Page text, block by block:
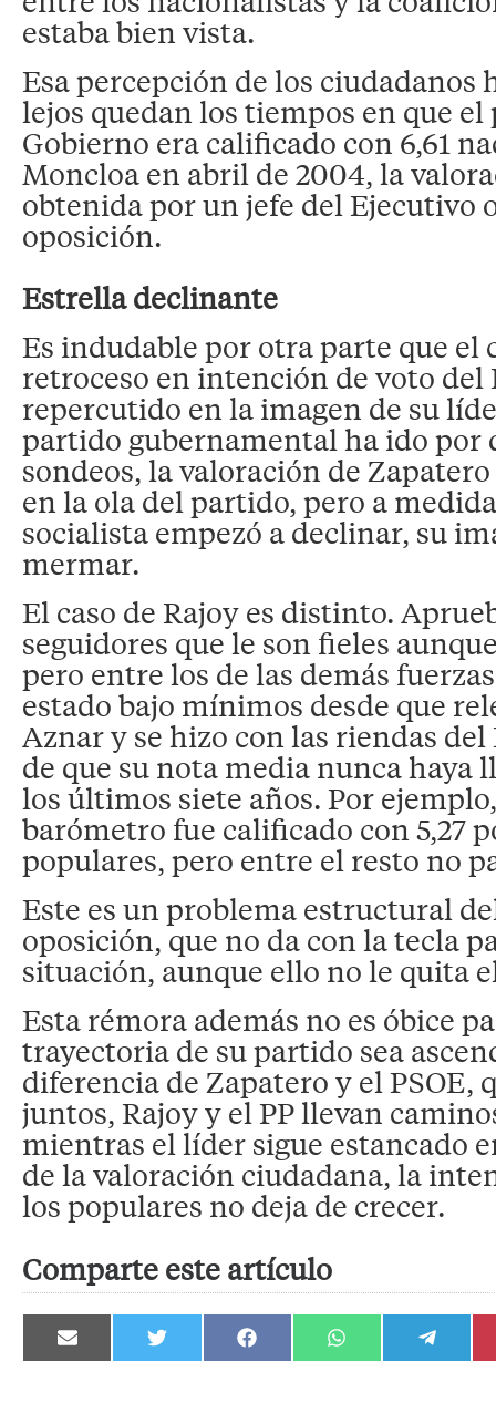
estaba bien vista.
Esa percepción de los ciudadanos
lejos quedan los tiempos en que
Gobierno era calificado con 6,61
Moncloa en abril de 2004, la
obtenida por un jefe del Ejecutivo
oposición.
Estrella declinante
Es indudable por otra parte que el
retroceso en intención de voto del
repercutido en la imagen de su
partido gubernamental ha ido por
sondeos, la valoración de
en la ola del partido, pero a
socialista empezó a declinar, su
mermar.
El caso de Rajoy es distinto.
seguidores que le son fieles
pero entre los de las demás
estado bajo mínimos desde que
Aznar y se hizo con las riendas del
de que su nota media nunca haya
los últimos siete años. Por
barómetro fue calificado con 5,27
populares, pero entre el resto no
Este es un problema estructural
oposición, que no da con la tecla
situación, aunque ello no le quita
Esta rémora además no es óbice
trayectoria de su partido sea
diferencia de Zapatero y el PSOE,
juntos, Rajoy y el PP llevan
mientras el líder sigue estancado
de la valoración ciudadana, la
los populares no deja de crecer.
Comparte este artículo
Compartir
en
Compartir
en
Compartir
en
Compartir
en
Compartir
en